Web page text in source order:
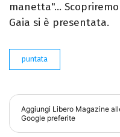
manetta"…
Gaia si è presentata.
puntata
Aggiungi Libero Magazine
Google preferite